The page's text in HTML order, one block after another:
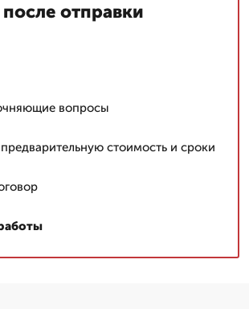
отправки
вопросы
стоимость и сроки